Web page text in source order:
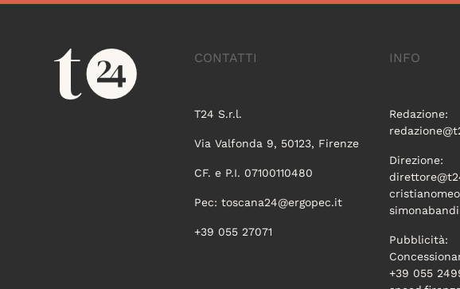
CONTATTI
T24 S.r.l.
Via Valfonda 9, 50123, Firenze
CF. e P.I. 07100110480
Pec: toscana24@ergopec.it
+39 055 27071
INFO
Redazione:
Direzione:
Pubblicità:
+39 055